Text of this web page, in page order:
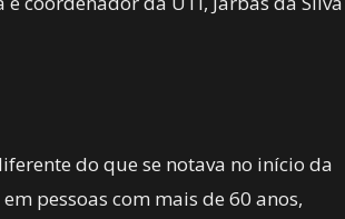
do que se notava no início da
pessoas com mais de 60 anos,